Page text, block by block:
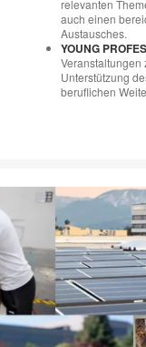
relevanten
auch einen
Austausches.
YOUNG
Veranstaltungen
Unterstützung
beruflichen